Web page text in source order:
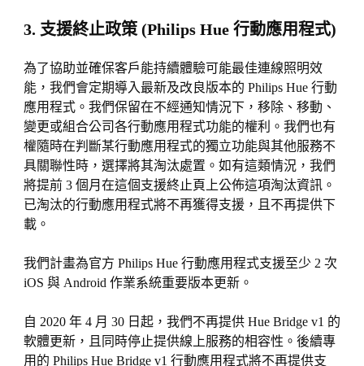
3. 支援終止政策 (Philips Hue 行動應用程式)
為了協助並確保客戶能持續體驗可能最佳連線照明效
能，我們會定期導入最新及改良版本的 Philips Hue 行動
應用程式。我們保留在不經通知情況下，移除、移動、
變更或組合公司各行動應用程式功能的權利。我們也有
權隨時在判斷某行動應用程式的獨立功能與其他服務不
具關聯性時，選擇將其淘汰處置。如有這類情況，我們
將提前 3 個月在這個支援終止頁上公佈這項淘汰資訊。
已淘汰的行動應用程式將不再獲得支援，且不再提供下
載。
我們計畫為官方 Philips Hue 行動應用程式支援至少 2 次
iOS 與 Android 作業系統重要版本更新。
自 2020 年 4 月 30 日起，我們不再提供 Hue Bridge v1 的
軟體更新，且同時停止提供線上服務的相容性。後續專
用的 Philips Hue Bridge v1 行動應用程式將不再提供支